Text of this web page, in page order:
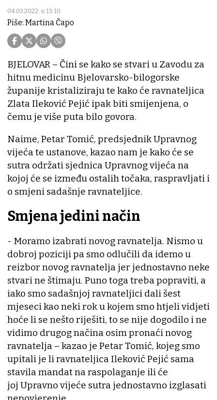
04.03.2022. u 13:10
Piše: Martina Čapo
BJELOVAR – Čini se kako se stvari u Zavodu za
hitnu medicinu Bjelovarsko-bilogorske
županije kristaliziraju te kako će ravnateljica
Zlata Ileković Pejić ipak biti smijenjena, o
čemu je više puta bilo govora.
Naime, Petar Tomić, predsjednik Upravnog
vijeća te ustanove, kazao nam je kako će se
sutra održati sjednica Upravnog vijeća na
kojoj će se između ostalih točaka, raspravljati i
o smjeni sadašnje ravnateljice.
Smjena jedini način
- Moramo izabrati novog ravnatelja. Nismo u
dobroj poziciji pa smo odlučili da idemo u
reizbor novog ravnatelja jer jednostavno neke
stvari ne štimaju. Puno toga treba popraviti, a
iako smo sadašnjoj ravnateljici dali šest
mjeseci kao neki rok u kojem smo htjeli vidjeti
hoće li se nešto riješiti, to se nije dogodilo i ne
vidimo drugog načina osim pronaći novog
ravnatelja – kazao je Petar Tomić, kojeg smo
upitali je li ravnateljica Ileković Pejić sama
stavila mandat na raspolaganje ili će
joj Upravno vijeće sutra jednostavno izglasati